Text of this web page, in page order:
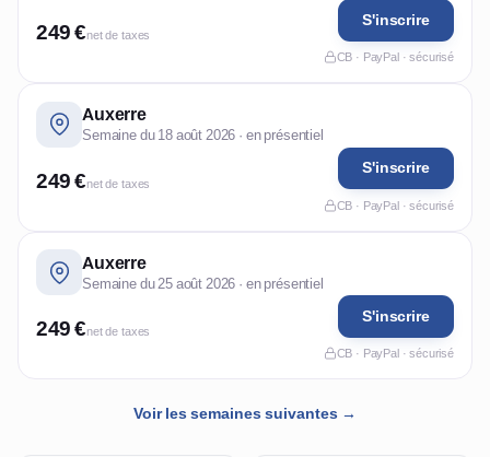
249 €net de taxes
S'inscrire
CB · PayPal · sécurisé
Auxerre
Semaine du 18 août 2026 · en présentiel
249 €net de taxes
S'inscrire
CB · PayPal · sécurisé
Auxerre
Semaine du 25 août 2026 · en présentiel
249 €net de taxes
S'inscrire
CB · PayPal · sécurisé
Voir les semaines suivantes →